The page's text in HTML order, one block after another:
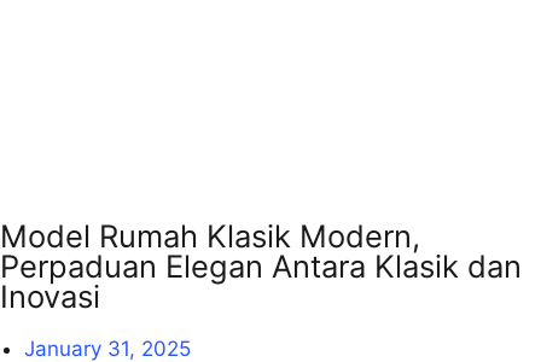
Model Rumah Klasik Modern,
Perpaduan Elegan Antara Klasik dan
Inovasi
January 31, 2025